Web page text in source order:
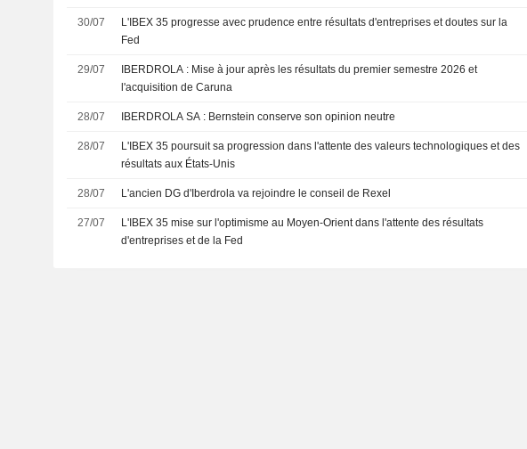
30/07
L'IBEX 35 progresse avec prudence entre résultats d'entreprises et doutes sur la
Fed
29/07
IBERDROLA : Mise à jour après les résultats du premier semestre 2026 et
l'acquisition de Caruna
28/07 IBERDROLA SA : Bernstein conserve son opinion neutre
28/07
L'IBEX 35 poursuit sa progression dans l'attente des valeurs technologiques et des
résultats aux États-Unis
28/07 L'ancien DG d'Iberdrola va rejoindre le conseil de Rexel
27/07
L'IBEX 35 mise sur l'optimisme au Moyen-Orient dans l'attente des résultats
d'entreprises et de la Fed